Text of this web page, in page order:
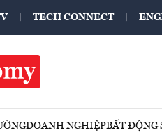
TECH CONNECT
DOANH NGHIỆPBẤT ĐỘNG